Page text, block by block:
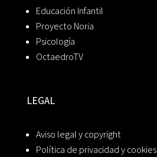
Educación Infantil
Proyecto Noria
Psicología
OctaedroTV
LEGAL
Aviso legal y copyright
Política de privacidad y cookies